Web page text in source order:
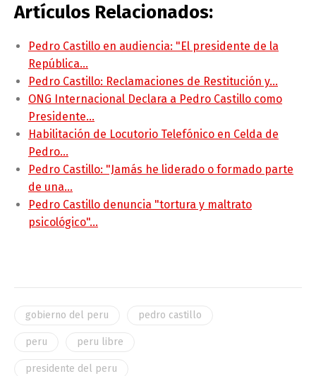
Artículos Relacionados:
Pedro Castillo en audiencia: "El presidente de la
República…
Pedro Castillo: Reclamaciones de Restitución y…
ONG Internacional Declara a Pedro Castillo como
Presidente…
Habilitación de Locutorio Telefónico en Celda de
Pedro…
Pedro Castillo: "Jamás he liderado o formado parte
de una…
Pedro Castillo denuncia "tortura y maltrato
psicológico"…
gobierno del peru pedro castillo
peru peru libre
presidente del peru